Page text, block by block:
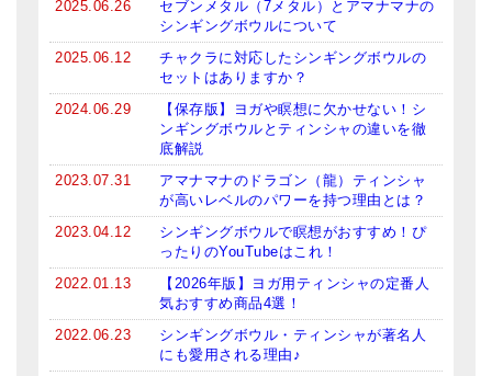
ティンシャケース
チベット・真マントラ香
お香定期購入（ラクとくサブスク）
チベット高僧のオラクルカード
ベル＆ドルジェ
シンギングボウル入門本・CD
アウトレット
オリジナルグッズ
神々とつながるジュエリー
2025.06.26
セブンメタル（7メタル）とアマナマナの
シンギングボウルについて
2025.06.12
チャクラに対応したシンギングボウルの
セットはありますか？
2024.06.29
【保存版】ヨガや瞑想に欠かせない！シ
ンギングボウルとティンシャの違いを徹
底解説
2023.07.31
アマナマナのドラゴン（龍）ティンシャ
が高いレベルのパワーを持つ理由とは？
2023.04.12
シンギングボウルで瞑想がおすすめ！ぴ
ったりのYouTubeはこれ！
2022.01.13
【2026年版】ヨガ用ティンシャの定番人
気おすすめ商品4選！
2022.06.23
シンギングボウル・ティンシャが著名人
にも愛用される理由♪